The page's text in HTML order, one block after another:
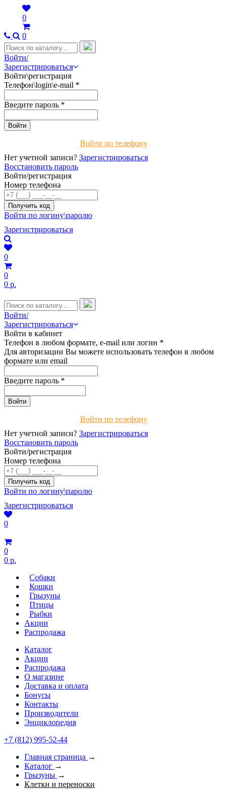
0
0
Войти/
Зарегистрироваться
Войти\регистрация
Телефон\login\e-mail *
Введите пароль *
Войти по телефону
Нет учетной записи? Зарегистрироваться
Восстановить пароль
Войти/регистрация
Номер телефона
Войти по логину\паролю
Зарегистрироваться
0
0
0 р.
Войти/
Зарегистрироваться
Войти в кабинет
Телефон в любом формате, e-mail или логин *
Для авторизации Вы можете использовать телефон в любом
формате или email
Введите пароль *
Войти по телефону
Нет учетной записи? Зарегистрироваться
Восстановить пароль
Войти/регистрация
Номер телефона
Войти по логину\паролю
Зарегистрироваться
0
0
0 р.
Собаки
Кошки
Грызуны
Птицы
Рыбки
Акции
Распродажа
Каталог
Акции
Распродажа
О магазине
Доставка и оплата
Бонусы
Контакты
Производители
Энциклопедия
+7 (812) 995-52-44
Главная страница →
Каталог →
Грызуны →
Клетки и переноски